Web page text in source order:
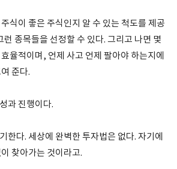
식이 좋은 주식인지 알 수 있는 척도를 제공
런 종목들을 선정할 수 있다. 그리고 나면 몇
율적이며, 언제 사고 언제 팔아야 하는지에
준다.
과 진행이다.
한다. 세상에 완벽한 투자법은 없다. 자기에
찾아가는 것이라고.